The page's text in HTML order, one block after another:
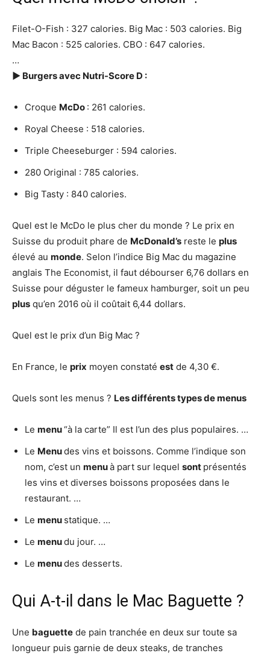
Filet-O-Fish : 327 calories. Big Mac : 503 calories. Big
Mac Bacon : 525 calories. CBO : 647 calories.
…
► Burgers avec Nutri-Score D :
Croque McDo : 261 calories.
Royal Cheese : 518 calories.
Triple Cheeseburger : 594 calories.
280 Original : 785 calories.
Big Tasty : 840 calories.
Quel est le McDo le plus cher du monde ? Le prix en
Suisse du produit phare de McDonald’s reste le plus
élevé au monde. Selon l’indice Big Mac du magazine
anglais The Economist, il faut débourser 6,76 dollars en
Suisse pour déguster le fameux hamburger, soit un peu
plus qu’en 2016 où il coûtait 6,44 dollars.
Quel est le prix d’un Big Mac ?
En France, le prix moyen constaté est de 4,30 €.
Quels sont les menus ? Les différents types demenus
Le menu“à la carte” Il est l’un des plus populaires. …
Le Menudes vins et boissons. Comme l’indique son
nom, c’est un menuà part sur lequel sont présentés
les vins et diverses boissons proposées dans le
restaurant. …
Le menu statique. …
Le menudu jour. …
Le menudes desserts.
Qui A-t-il dans le Mac Baguette ?
Une baguette de pain tranchée en deux sur toute sa
longueur puis garnie de deux steaks, de tranches